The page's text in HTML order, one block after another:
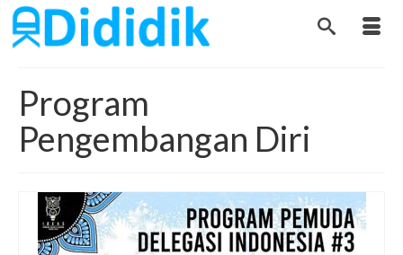
Program
Pengembangan Diri